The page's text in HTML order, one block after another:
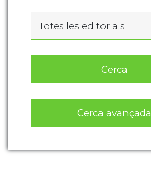
Totes les editorials
Cerca
Cerca avançada